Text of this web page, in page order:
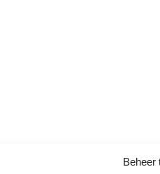
Beheer